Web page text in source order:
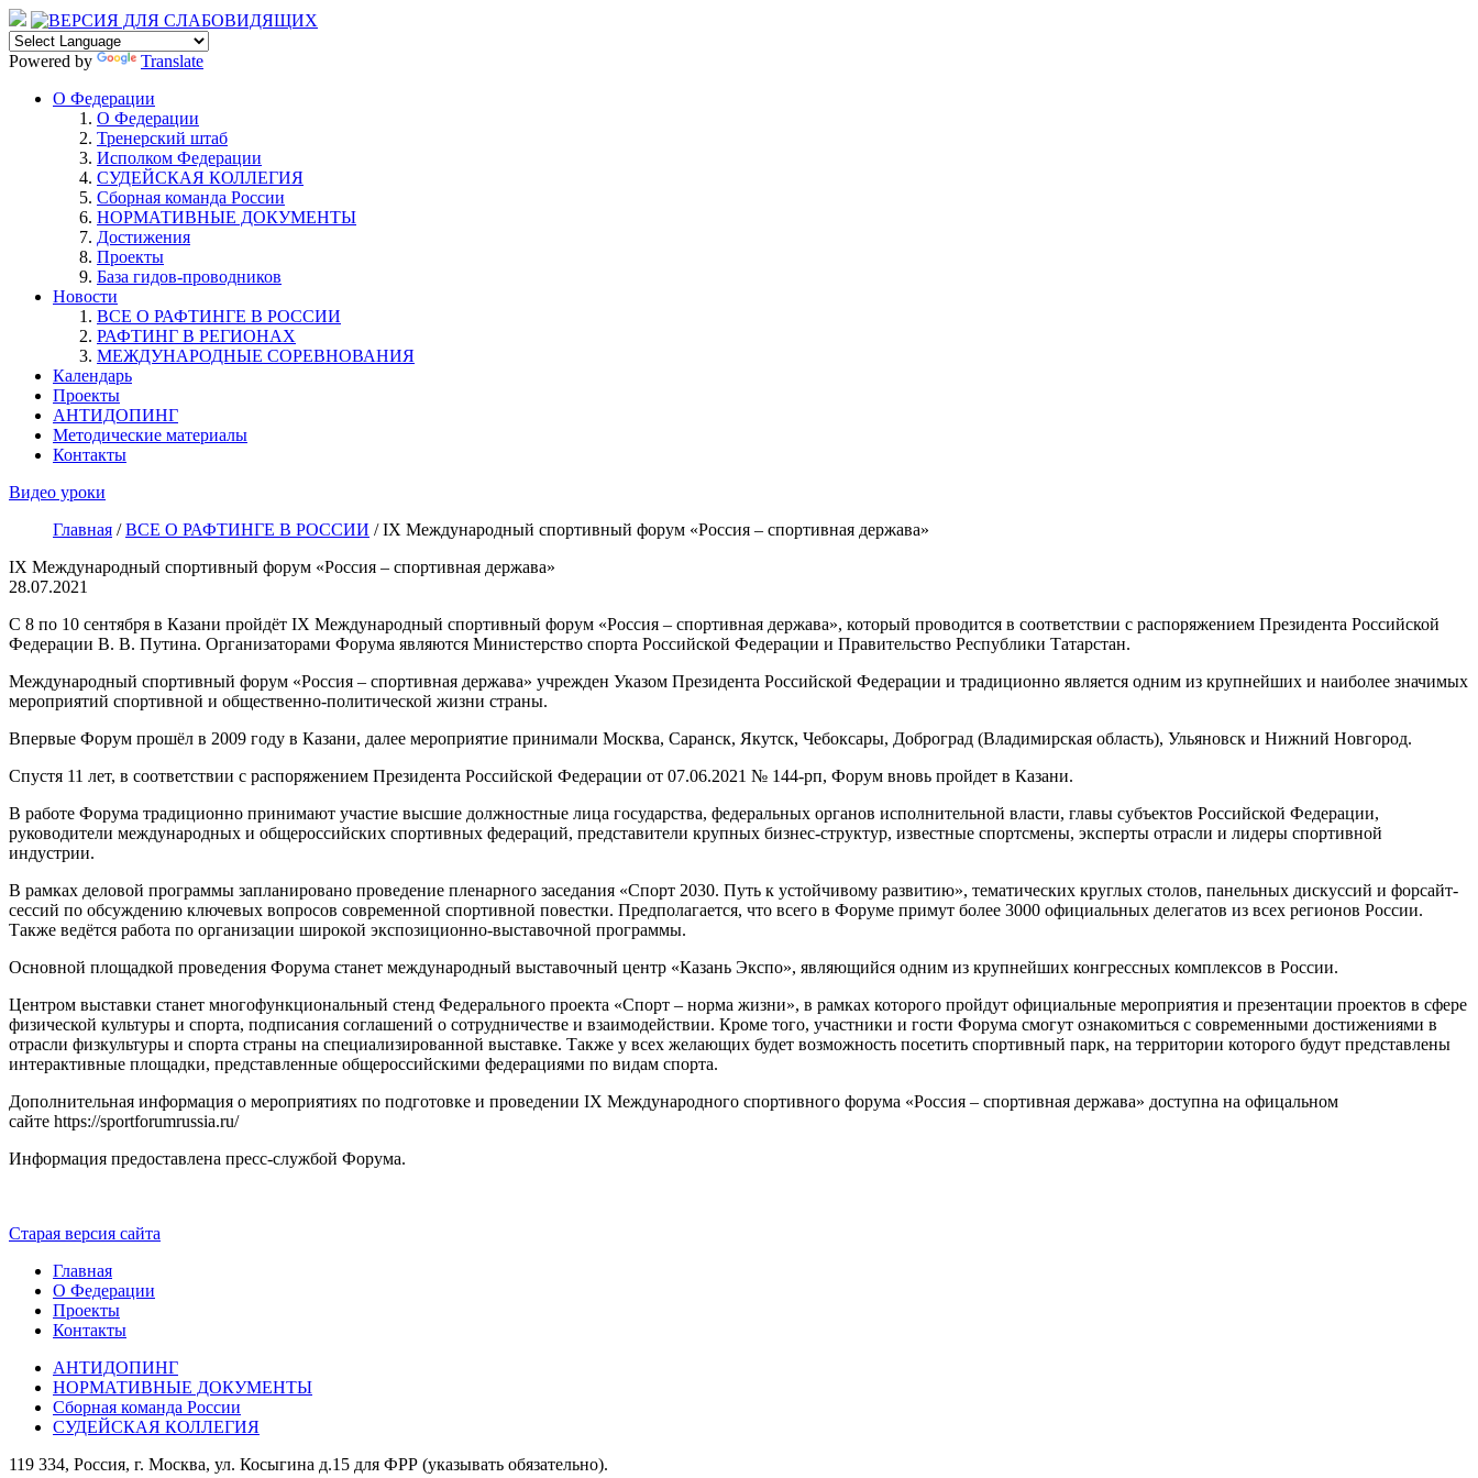
Powered by
Translate
О Федерации
О Федерации
Тренерский штаб
Исполком Федерации
СУДЕЙСКАЯ КОЛЛЕГИЯ
Сборная команда России
НОРМАТИВНЫЕ ДОКУМЕНТЫ
Достижения
Проекты
База гидов-проводников
Новости
ВСЕ О РАФТИНГЕ В РОССИИ
РАФТИНГ В РЕГИОНАХ
МЕЖДУНАРОДНЫЕ СОРЕВНОВАНИЯ
Календарь
Проекты
АНТИДОПИНГ
Методические материалы
Контакты
Видео уроки
Главная /ВСЕ О РАФТИНГЕ В РОССИИ /IX Международный спортивный форум «Россия – спортивная держава»
IX Международный спортивный форум «Россия – спортивная держава»
28.07.2021
С 8 по 10 сентября в Казани пройдёт IX Международный спортивный форум «Россия – спортивная держава», который проводится в соответствии с распоряжением Президента Российской
Федерации В. В. Путина. Организаторами Форума являются Министерство спорта Российской Федерации и Правительство Республики Татарстан.
Международный спортивный форум «Россия – спортивная держава» учрежден Указом Президента Российской Федерации и традиционно является одним из крупнейших и наиболее значимых
мероприятий спортивной и общественно-политической жизни страны.
Впервые Форум прошёл в 2009 году в Казани, далее мероприятие принимали Москва, Саранск, Якутск, Чебоксары, Доброград (Владимирская область), Ульяновск и Нижний Новгород.
Спустя 11 лет, в соответствии с распоряжением Президента Российской Федерации от 07.06.2021 № 144-рп, Форум вновь пройдет в Казани.
В работе Форума традиционно принимают участие высшие должностные лица государства, федеральных органов исполнительной власти, главы субъектов Российской Федерации,
руководители международных и общероссийских спортивных федераций, представители крупных бизнес-структур, известные спортсмены, эксперты отрасли и лидеры спортивной
индустрии.
В рамках деловой программы запланировано проведение пленарного заседания «Спорт 2030. Путь к устойчивому развитию», тематических круглых столов, панельных дискуссий и форсайт-
сессий по обсуждению ключевых вопросов современной спортивной повестки. Предполагается, что всего в Форуме примут более 3000 официальных делегатов из всех регионов России.
Также ведётся работа по организации широкой экспозиционно-выставочной программы.
Основной площадкой проведения Форума станет международный выставочный центр «Казань Экспо», являющийся одним из крупнейших конгрессных комплексов в России.
Центром выставки станет многофункциональный стенд Федерального проекта «Спорт – норма жизни», в рамках которого пройдут официальные мероприятия и презентации проектов в сфере
физической культуры и спорта, подписания соглашений о сотрудничестве и взаимодействии. Кроме того, участники и гости Форума смогут ознакомиться с современными достижениями в
отрасли физкультуры и спорта страны на специализированной выставке. Также у всех желающих будет возможность посетить спортивный парк, на территории которого будут представлены
интерактивные площадки, представленные общероссийскими федерациями по видам спорта.
Дополнительная информация о мероприятиях по подготовке и проведении IX Международного спортивного форума «Россия – спортивная держава» доступна на офицальном
сайте https://sportforumrussia.ru/
Информация предоставлена пресс-службой Форума.
Старая версия сайта
Главная
О Федерации
Проекты
Контакты
АНТИДОПИНГ
НОРМАТИВНЫЕ ДОКУМЕНТЫ
Сборная команда России
СУДЕЙСКАЯ КОЛЛЕГИЯ
119 334, Россия, г. Москва, ул. Косыгина д.15 для ФРР (указывать обязательно).